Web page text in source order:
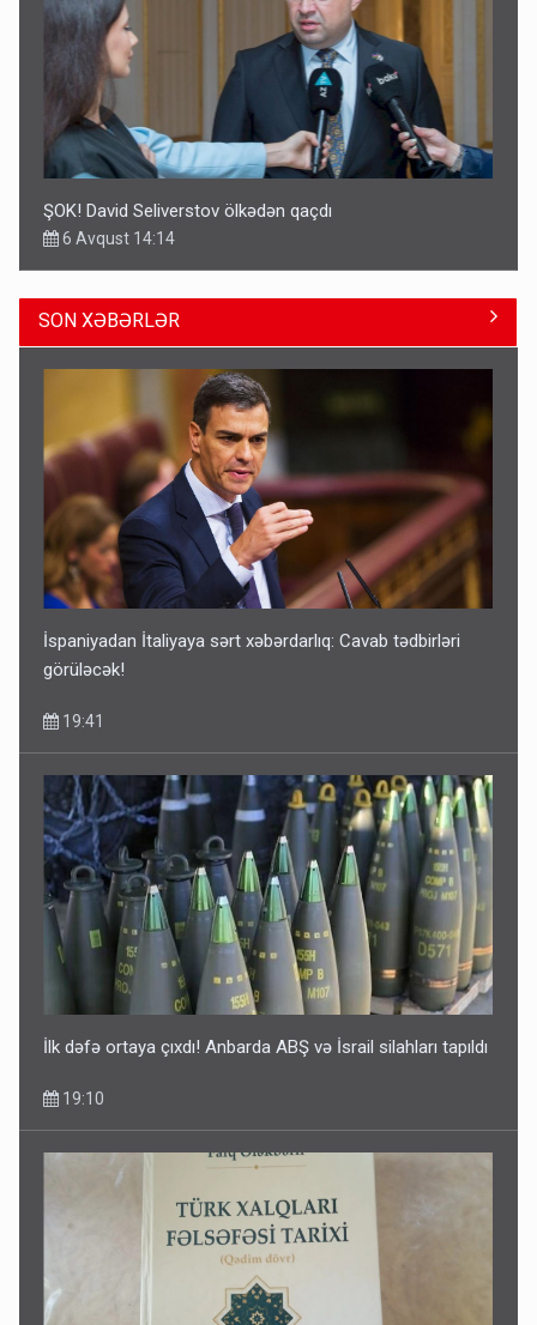
ŞOK! David Seliverstov ölkədən qaçdı
6 Avqust 14:14
Geri çağırılan səfir Abel Məhərrəmovun oğludur - DOSYE
14:07
Media və Yayım Şurasına əlavə hüquq və vəzifələr verilib
13:24
Kartdan karta istədiyiniz qədər köçürmə edə bilərsiniz -
VİDEO
SON XƏBƏRLƏR
İspaniyadan İtaliyaya sərt xəbərdarlıq: Cavab tədbirləri
görüləcək!
19:41
İlk dəfə ortaya çıxdı! Anbarda ABŞ və İsrail silahları tapıldı
19:10